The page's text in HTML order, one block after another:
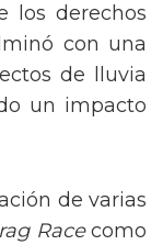
los derechos
con una
de lluvia
un impacto
de varias
Racecomo